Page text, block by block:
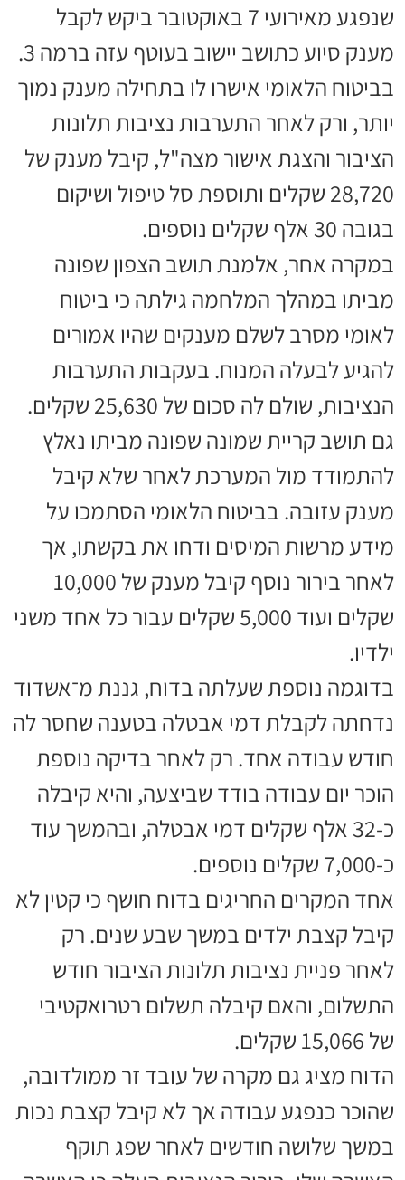
שנפגע מאירועי 7 באוקטובר ביקש לקבל
מענק סיוע כתושב יישוב בעוטף עזה ברמה 3.
בביטוח הלאומי אישרו לו בתחילה מענק נמוך
יותר, ורק לאחר התערבות נציבות תלונות
הציבור והצגת אישור מצה"ל, קיבל מענק של
28,720 שקלים ותוספת סל טיפול ושיקום
בגובה 30 אלף שקלים נוספים.
במקרה אחר, אלמנת תושב הצפון שפונה
מביתו במהלך המלחמה גילתה כי ביטוח
לאומי מסרב לשלם מענקים שהיו אמורים
להגיע לבעלה המנוח. בעקבות התערבות
הנציבות, שולם לה סכום של 25,630 שקלים.
גם תושב קריית שמונה שפונה מביתו נאלץ
להתמודד מול המערכת לאחר שלא קיבל
מענק עזובה. בביטוח הלאומי הסתמכו על
מידע מרשות המיסים ודחו את בקשתו, אך
לאחר בירור נוסף קיבל מענק של 10,000
שקלים ועוד 5,000 שקלים עבור כל אחד משני
ילדיו.
בדוגמה נוספת שעלתה בדוח, גננת מ־אשדוד
נדחתה לקבלת דמי אבטלה בטענה שחסר לה
חודש עבודה אחד. רק לאחר בדיקה נוספת
הוכר יום עבודה בודד שביצעה, והיא קיבלה
כ-32 אלף שקלים דמי אבטלה, ובהמשך עוד
כ-7,000 שקלים נוספים.
אחד המקרים החריגים בדוח חושף כי קטין לא
קיבל קצבת ילדים במשך שבע שנים. רק
לאחר פניית נציבות תלונות הציבור חודש
התשלום, והאם קיבלה תשלום רטרואקטיבי
של 15,066 שקלים.
הדוח מציג גם מקרה של עובד זר ממולדובה,
שהוכר כנפגע עבודה אך לא קיבל קצבת נכות
במשך שלושה חודשים לאחר שפג תוקף